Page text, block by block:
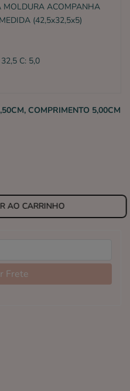
MOLDURA ACOMPANHA
(42,5x32,5x5)
C: 5,0
COMPRIMENTO 5,00CM
CARRINHO
Frete